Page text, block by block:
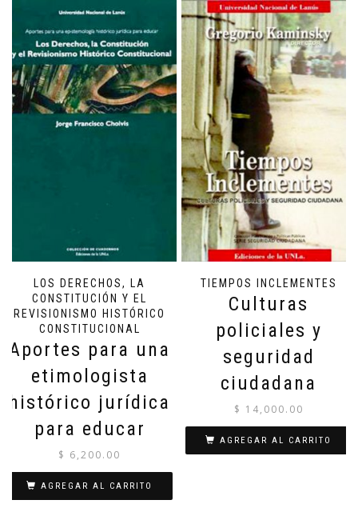
LOS DERECHOS, LA
CONSTITUCIÓN Y EL
REVISIONISMO HISTÓRICO
CONSTITUCIONAL
Aportes para una
etimologista
histórico jurídica
para educar
$ 6,200.00
AGREGAR AL CARRITO
TIEMPOS INCLEMENTES
Culturas
policiales y
seguridad
ciudadana
$ 14,000.00
AGREGAR AL CARRITO